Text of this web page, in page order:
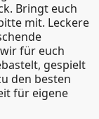
Bringt euch
mit. Leckere
für euch
gespielt
den besten
für eigene